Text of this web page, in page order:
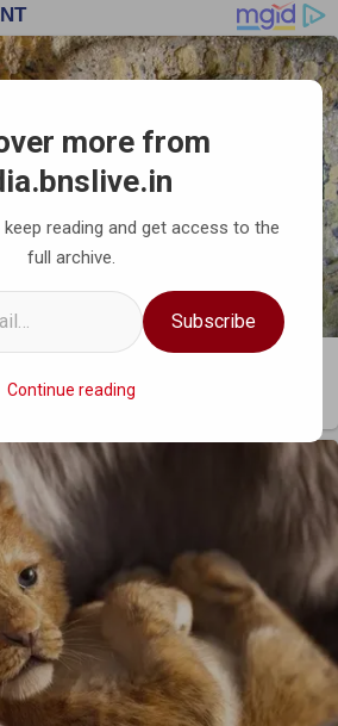
more from
reading and get access to the
full archive.
Subscribe
Continue reading